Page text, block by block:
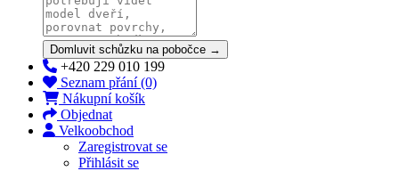
Domluvit schůzku na pobočce →
+420 229 010 199
Seznam přání (0)
Nákupní košík
Objednat
Velkoobchod
Zaregistrovat se
Přihlásit se